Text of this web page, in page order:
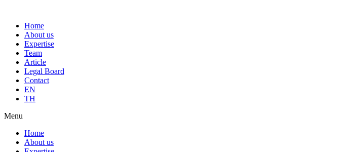
Home
About us
Expertise
Team
Article
Legal Board
Contact
EN
TH
Menu
Home
About us